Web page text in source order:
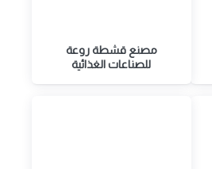
مصنع قشطة روعة
للصناعات الغذائية